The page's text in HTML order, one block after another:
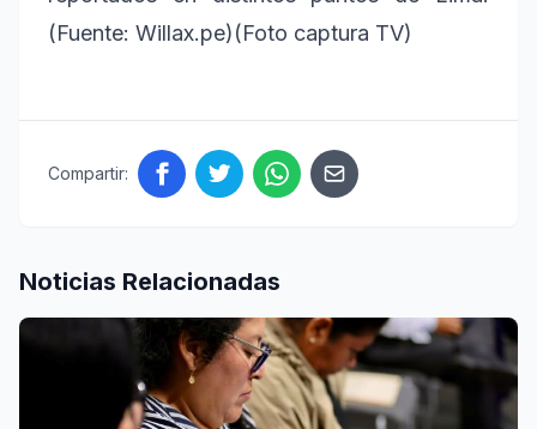
(Fuente: Willax.pe)(Foto captura TV)
Compartir:
Noticias Relacionadas